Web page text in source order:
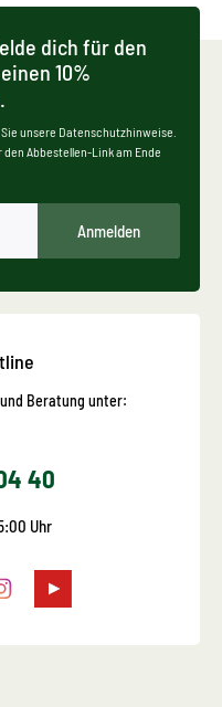
dich für den
10%
unsere Datenschutzhinweise.
Abbestellen-Link am Ende
Anmelden
Beratung unter:
40
Uhr